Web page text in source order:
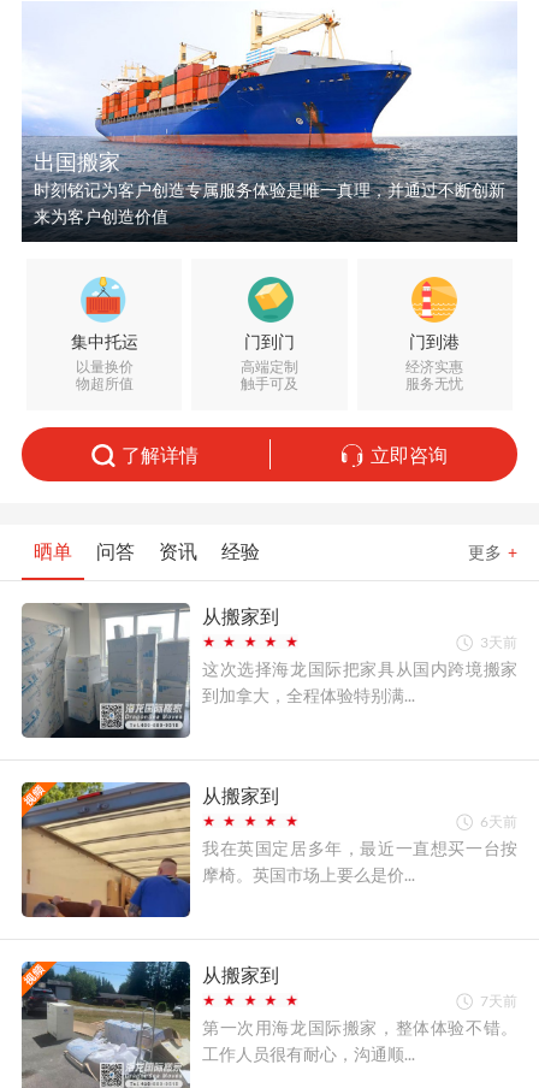
出国搬家
时刻铭记为客户创造专属服务体验是唯一真理，并通过不断创新
来为客户创造价值
集中托运
以量换价
物超所值
门到门
高端定制
触手可及
门到港
经济实惠
服务无忧
了解详情 立即咨询
晒单 问答 资讯 经验 更多 +
从搬家到
3天前
这次选择海龙国际把家具从国内跨境搬家
到加拿大，全程体验特别满...
从搬家到
6天前
我在英国定居多年，最近一直想买一台按
摩椅。英国市场上要么是价...
从搬家到
7天前
第一次用海龙国际搬家，整体体验不错。
工作人员很有耐心，沟通顺...